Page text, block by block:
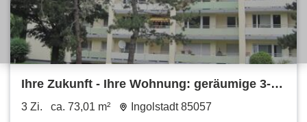
Ihre Zukunft - Ihre Wohnung: geräumige 3-
Zimmer-Wohnung mit Balkon
3 Zi. ca. 73,01 m² Ingolstadt 85057